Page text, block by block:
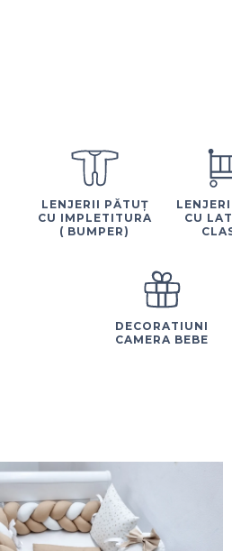
LENJERII PĂTUȚ
CU IMPLETITURA
( BUMPER)
CU
DECORATIUNI
CAMERA BEBE